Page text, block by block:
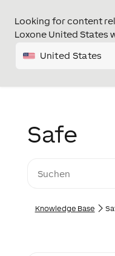
Looking for content
Loxone United States
United States
Safe
Knowledge Base